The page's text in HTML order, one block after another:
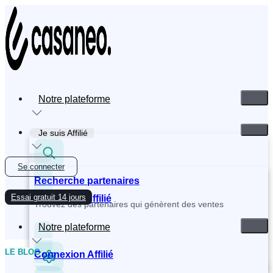
Aller
au
contenu
Notre plateforme
Recherche partenaires
Trouvez des partenaires qui génèrent des ventes
Je suis Affilié
Inscription Affilié
Connexion Affilié
Se connecter
Essai gratuit 14 jours
Notre plateforme
LE BLOG